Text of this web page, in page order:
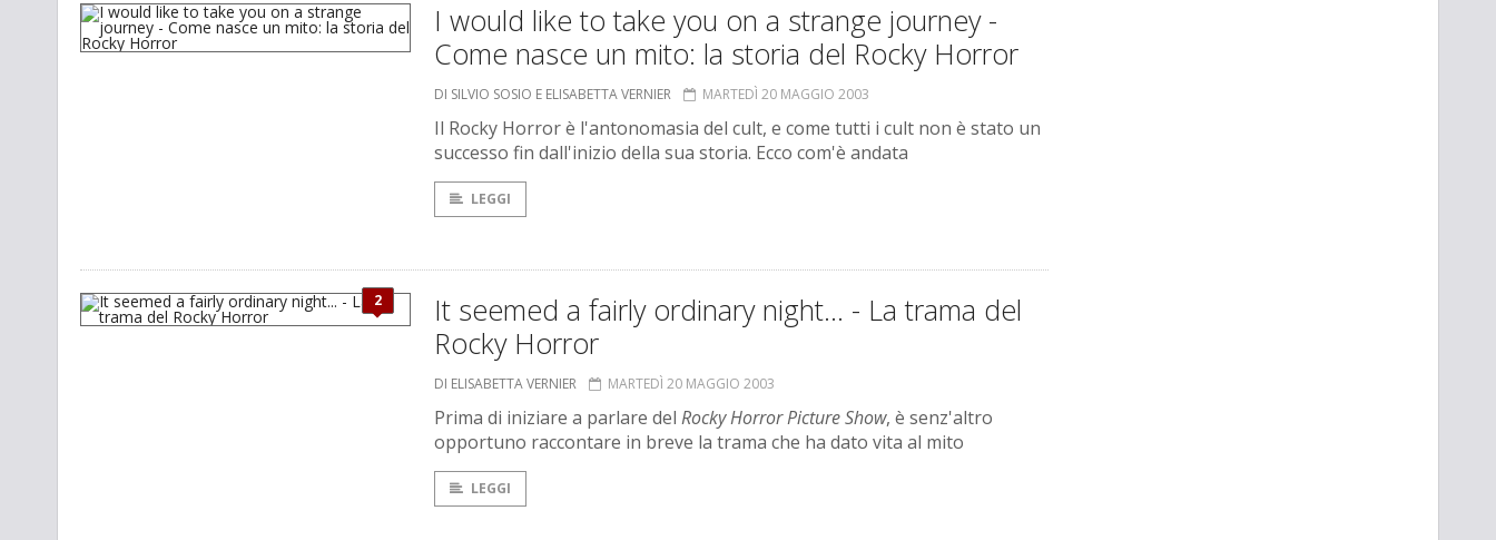
I would like to take you on a strange journey -
Come nasce un mito: la storia del Rocky Horror
DI SILVIO SOSIO E ELISABETTA VERNIER MARTEDÌ 20 MAGGIO 2003
Il Rocky Horror è l'antonomasia del cult, e come tutti i cult non è stato un
successo fin dall'inizio della sua storia. Ecco com'è andata
LEGGI
2
It seemed a fairly ordinary night... - La trama del
Rocky Horror
DI ELISABETTA VERNIER MARTEDÌ 20 MAGGIO 2003
Prima di iniziare a parlare del Rocky Horror Picture Show, è senz'altro
opportuno raccontare in breve la trama che ha dato vita al mito
LEGGI